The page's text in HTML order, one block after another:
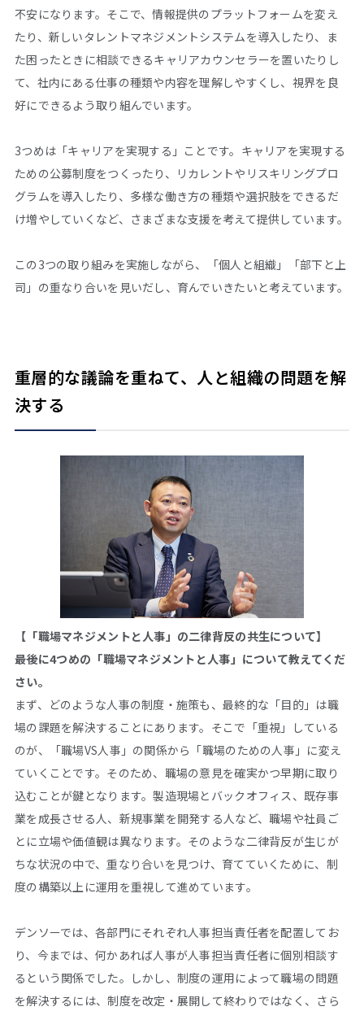
不安になります。そこで、情報提供のプラットフォームを変え
たり、新しいタレントマネジメントシステムを導入したり、ま
た困ったときに相談できるキャリアカウンセラーを置いたりし
て、社内にある仕事の種類や内容を理解しやすくし、視界を良
好にできるよう取り組んでいます。
3つめは「キャリアを実現する」ことです。キャリアを実現する
ための公募制度をつくったり、リカレントやリスキリングプロ
グラムを導入したり、多様な働き方の種類や選択肢をできるだ
け増やしていくなど、さまざまな支援を考えて提供しています。
この3つの取り組みを実施しながら、「個人と組織」「部下と上
司」の重なり合いを見いだし、育んでいきたいと考えています。
重層的な議論を重ねて、人と組織の問題を解
決する
【「職場マネジメントと人事」の二律背反の共生について】
――最後に4つめの「職場マネジメントと人事」について教えてくだ
さい。
まず、どのような人事の制度・施策も、最終的な「目的」は職
場の課題を解決することにあります。そこで「重視」している
のが、「職場VS人事」の関係から「職場のための人事」に変え
ていくことです。そのため、職場の意見を確実かつ早期に取り
込むことが鍵となります。製造現場とバックオフィス、既存事
業を成長させる人、新規事業を開発する人など、職場や社員ご
とに立場や価値観は異なります。そのような二律背反が生じが
ちな状況の中で、重なり合いを見つけ、育てていくために、制
度の構築以上に運用を重視して進めています。
デンソーでは、各部門にそれぞれ人事担当責任者を配置してお
り、今までは、何かあれば人事が人事担当責任者に個別相談す
るという関係でした。しかし、制度の運用によって職場の問題
を解決するには、制度を改定・展開して終わりではなく、さら